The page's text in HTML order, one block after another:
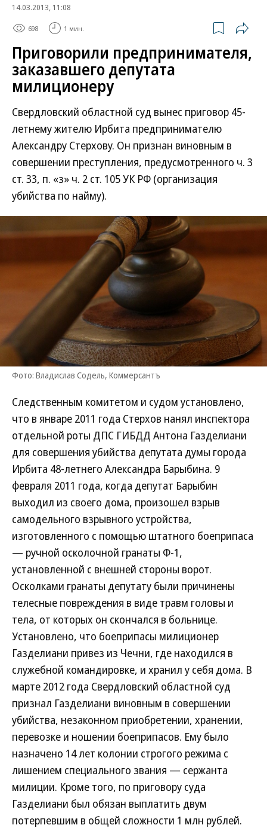
14.03.2013, 11:08
698 1 мин.
Приговорили предпринимателя,
заказавшего депутата
милиционеру
Свердловский областной суд вынес приговор 45-
летнему жителю Ирбита предпринимателю
Александру Стерхову. Он признан виновным в
совершении преступления, предусмотренного ч. 3
ст. 33, п. «з» ч. 2 ст. 105 УК РФ (организация
убийства по найму).
Фото: Владислав Содель, Коммерсантъ
Следственным комитетом и судом установлено,
что в январе 2011 года Стерхов нанял инспектора
отдельной роты ДПС ГИБДД Антона Газделиани
для совершения убийства депутата думы города
Ирбита 48-летнего Александра Барыбина. 9
февраля 2011 года, когда депутат Барыбин
выходил из своего дома, произошел взрыв
самодельного взрывного устройства,
изготовленного с помощью штатного боеприпаса
— ручной осколочной гранаты Ф-1,
установленной с внешней стороны ворот.
Осколками гранаты депутату были причинены
телесные повреждения в виде травм головы и
тела, от которых он скончался в больнице.
Установлено, что боеприпасы милиционер
Газделиани привез из Чечни, где находился в
служебной командировке, и хранил у себя дома. В
марте 2012 года Свердловский областной суд
признал Газделиани виновным в совершении
убийства, незаконном приобретении, хранении,
перевозке и ношении боеприпасов. Ему было
назначено 14 лет колонии строгого режима с
лишением специального звания — сержанта
милиции. Кроме того, по приговору суда
Газделиани был обязан выплатить двум
потерпевшим в общей сложности 1 млн рублей.